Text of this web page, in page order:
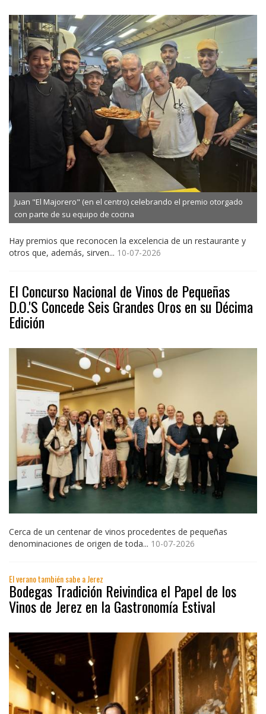
Juan "El Majorero" (en el centro) celebrando el premio otorgado
con parte de su equipo de cocina
Hay premios que reconocen la excelencia de un restaurante y
otros que, además, sirven... 10-07-2026
El Concurso Nacional de Vinos de Pequeñas
D.O.'S Concede Seis Grandes Oros en su Décima
Edición
Cerca de un centenar de vinos procedentes de pequeñas
denominaciones de origen de toda... 10-07-2026
El verano también sabe a Jerez
Bodegas Tradición Reivindica el Papel de los
Vinos de Jerez en la Gastronomía Estival